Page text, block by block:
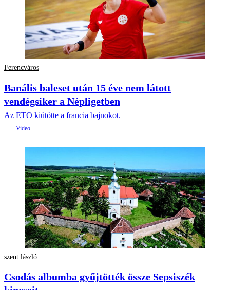
Ferencváros
Banális baleset után 15 éve nem látott
vendégsiker a Népligetben
Az ETO kiütötte a francia bajnokot.
szent lászló
Csodás albumba gyűjtötték össze Sepsiszék